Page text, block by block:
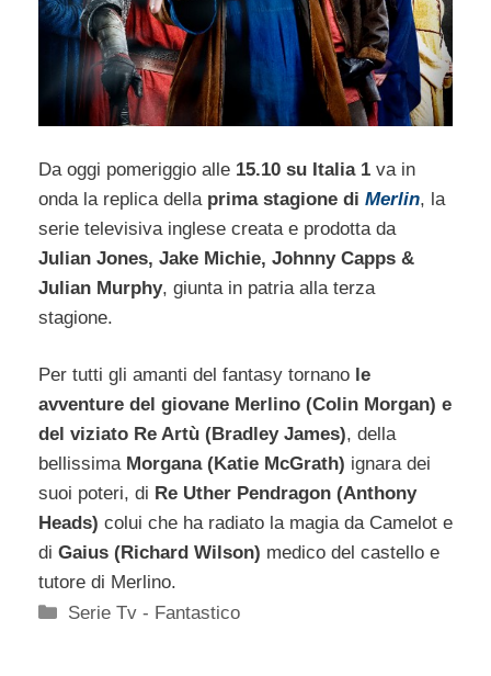
Da oggi pomeriggio alle 15.10 su Italia 1 va in
onda la replica della prima stagione di Merlin, la
serie televisiva inglese creata e prodotta da
Julian Jones, Jake Michie, Johnny Capps &
Julian Murphy, giunta in patria alla terza
stagione.
Per tutti gli amanti del fantasy tornano le
avventure del giovane Merlino (Colin Morgan) e
del viziato Re Artù (Bradley James), della
bellissima Morgana (Katie McGrath) ignara dei
suoi poteri, di Re Uther Pendragon (Anthony
Heads) colui che ha radiato la magia da Camelot e
di Gaius (Richard Wilson) medico del castello e
tutore di Merlino.
Categorie
Serie Tv - Fantastico